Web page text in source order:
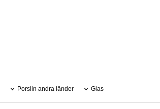
Porslin andra länder Glas